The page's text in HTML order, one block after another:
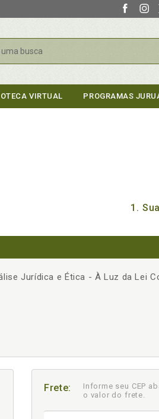
VIRTUAL PROGRAMAS
1.
Jurídica e Ética - À Luz da Lei
Frete:
Informe seu CEP
o valor do frete.